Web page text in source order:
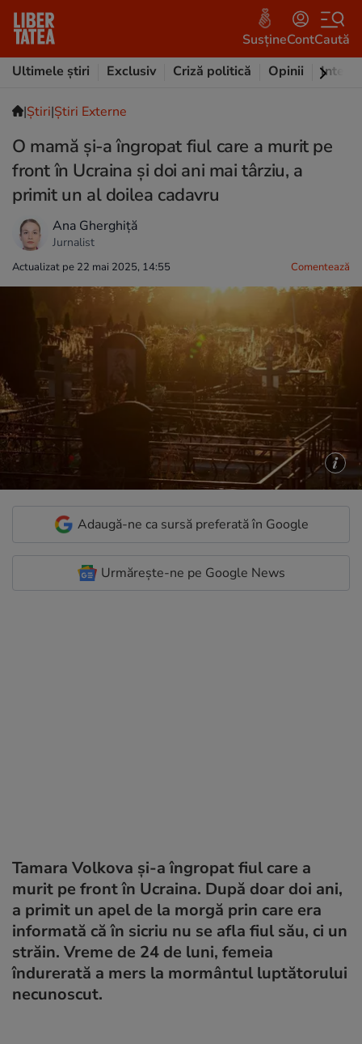
SusțineContCaută
Ultimele știri
Exclusiv Criză politică Opinii
|Ştiri|Știri Externe
O mamă și-a îngropat fiul care a murit pe
front în Ucraina și doi ani mai târziu, a
primit un al doilea cadavru
Ana Gherghiță
Jurnalist
Actualizat pe 22 mai 2025, 14:55 Comentează
Adaugă-ne ca sursă preferată în Google
Urmărește-ne pe Google News
Tamara Volkova și-a îngropat fiul care a
murit pe front în Ucraina. După doar doi ani,
a primit un apel de la morgă prin care era
informată că în sicriu nu se afla fiul său, ci un
străin. Vreme de 24 de luni, femeia
îndurerată a mers la mormântul luptătorului
necunoscut.